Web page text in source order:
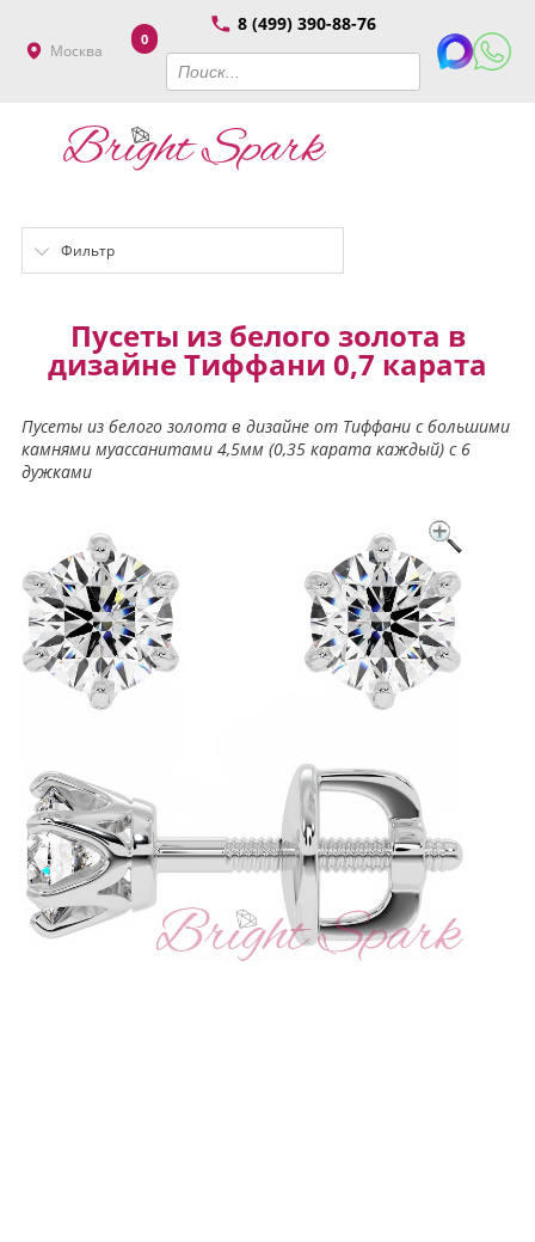
Москва
8 (499) 390-88-76
0
Фильтр
Пусеты из белого золота в
дизайне Тиффани 0,7 карата
Пусеты из белого золота в дизайне от Тиффани с большими
камнями муассанитами 4,5мм (0,35 карата каждый) с 6
дужками